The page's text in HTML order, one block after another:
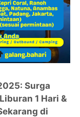
Surga
1 Hari &
di